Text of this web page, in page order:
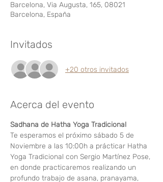
Barcelona, Via Augusta, 165, 08021
Barcelona, España
Invitados
+20 otros invitados
Acerca del evento
Sadhana de Hatha Yoga Tradicional
Te esperamos el próximo sábado 5 de
Noviembre a las 10:00h a prácticar Hatha
Yoga Tradicional con Sergio Martínez Pose,
en donde practicaremos realizando un
profundo trabajo de asana, pranayama,